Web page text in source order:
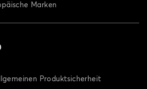
Marken
Produktsicherheit